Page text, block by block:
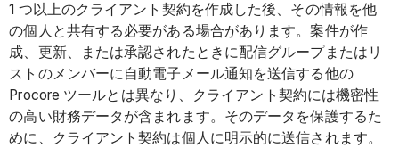
1 つ以上のクライアント契約を作成した後、その情報を他
の個人と共有する必要がある場合があります。案件が作
成、更新、または承認されたときに配信グループまたはリ
ストのメンバーに自動電子メール通知を送信する他の
Procore ツールとは異なり、クライアント契約には機密性
の高い財務データが含まれます。そのデータを保護するた
めに、クライアント契約は個人に明示的に送信されます。